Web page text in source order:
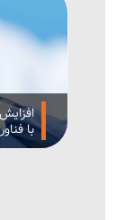
افزایش
با فناوری نانو